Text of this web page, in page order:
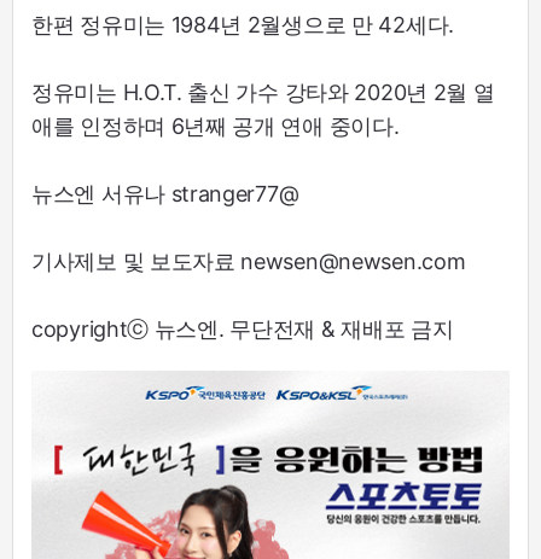
한편 정유미는 1984년 2월생으로 만 42세다.
정유미는 H.O.T. 출신 가수 강타와 2020년 2월 열
애를 인정하며 6년째 공개 연애 중이다.
뉴스엔 서유나 stranger77@
기사제보 및 보도자료 newsen@newsen.com
copyrightⓒ 뉴스엔. 무단전재 & 재배포 금지